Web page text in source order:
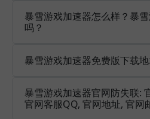
暴雪游戏加速器怎么样？暴
吗？
暴雪游戏加速器免费版下载地
暴雪游戏加速器官网防失联:
官网客服QQ, 官网地址, 官网